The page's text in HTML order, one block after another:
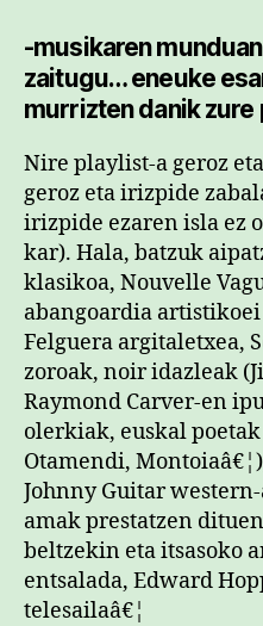
-musikaren
zaitugu… eneuke
murrizten danik zure
Nire playlist-a geroz
geroz eta irizpide
irizpide ezaren isla ez
kar). Hala, batzuk
klasikoa, Nouvelle
abangoardia
Felguera argitaletxea,
zoroak, noir idazleak
Raymond Carver-en
olerkiak, euskal poetak
Otamendi,
Johnny Guitar
amak prestatzen
beltzekin eta itsasoko
entsalada, Edward
telesailaâ€¦